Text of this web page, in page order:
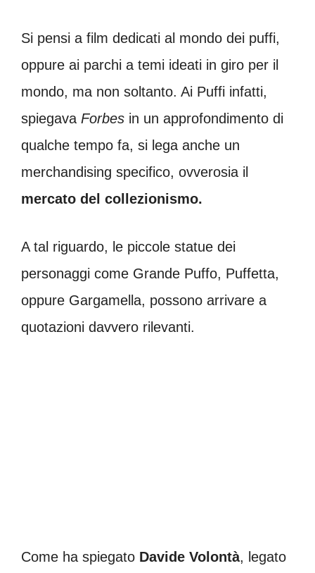
Si pensi a film dedicati al mondo dei puffi,
oppure ai parchi a temi ideati in giro per il
mondo, ma non soltanto. Ai Puffi infatti,
spiegava Forbes in un approfondimento di
qualche tempo fa, si lega anche un
merchandising specifico, ovverosia il
mercato del collezionismo.
A tal riguardo, le piccole statue dei
personaggi come Grande Puffo, Puffetta,
oppure Gargamella, possono arrivare a
quotazioni davvero rilevanti.
Come ha spiegato Davide Volontà, legato